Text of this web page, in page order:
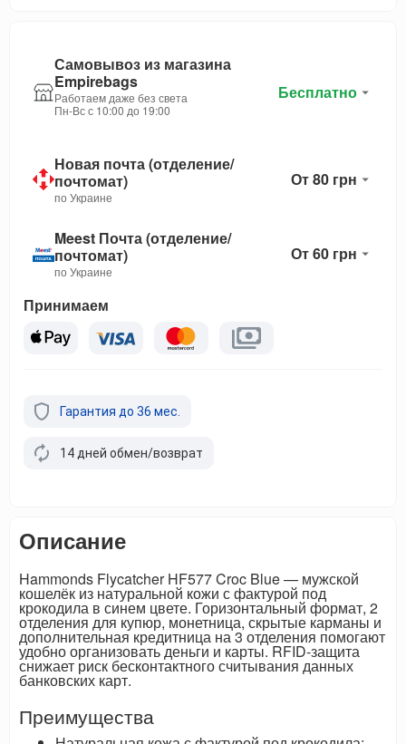
Самовывоз из магазина
Empirebags
Работаем даже без света
Пн-Вс с 10:00 до 19:00
Бесплатно
Новая почта (отделение/
почтомат)
по Украине
От 80 грн
Meest Почта (отделение/
почтомат)
по Украине
От 60 грн
Принимаем
Гарантия до 36 мес.
14 дней обмен/возврат
Описание
Hammonds Flycatcher HF577 Croc Blue — мужской
кошелёк из натуральной кожи с фактурой под
крокодила в синем цвете. Горизонтальный формат, 2
отделения для купюр, монетница, скрытые карманы и
дополнительная кредитница на 3 отделения помогают
удобно организовать деньги и карты. RFID-защита
снижает риск бесконтактного считывания данных
банковских карт.
Преимущества